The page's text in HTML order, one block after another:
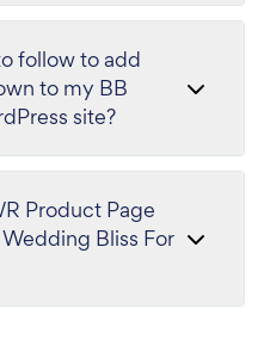
follow to add
to my BB
site?
Product Page
Bliss For